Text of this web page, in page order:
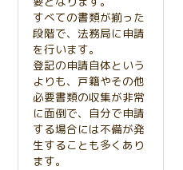
すべての書類が揃った
段階で、法務局に申請
を行います。
登記の申請自体という
よりも、戸籍やその他
必要書類の収集が非常
に面倒で、自分で申請
する場合には不備が発
生することも多くあり
ます。